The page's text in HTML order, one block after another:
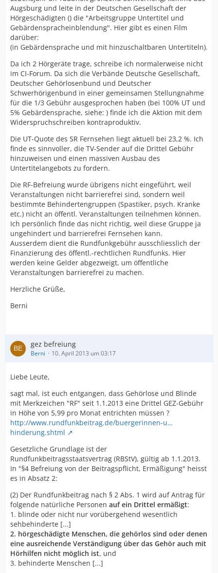
Augsburg und leite in der Deutschen Gesellschaft der
Hörgeschädigten () die "Arbeitsgruppe Untertitel und
Gebärdenspracheinblendung". Hier gibt es einen Film
darüber:
(in Gebärdensprache und mit hinzuschaltbaren Untertiteln).
Da ich 2 Hörgeräte trage, schreibe ich normalerweise nicht
im CI-Forum. Da sich die Verbände Deutsche Gesellschaft,
Deutscher Gehörlosenbund und Deutscher
Schwerhörigenbund in einer gemeinsamen Stellungnahme
für die 1/3 Gebühr ausgesprochen haben (bei 100% UT und
5% Gebärdensprache, siehe: ) finde ich die Aktion mit dem
Widerspruchschreiben kontraproduktiv.
Die UT-Quote des SR Fernsehen liegt aktuell bei 23,2 %. Ich
finde es sinnvoller, die TV-Sender auf die Drittel Gebühr
hinzuweisen und einen massiven Ausbau des
Untertitelangebots zu fordern.
Die RF-Befreiung wurde übrigens nicht eingeführt, weil
Veranstaltungen nicht barrierefrei sind, sondern weil
bestimmte Behindertengruppen (Spastiker, psych. Kranke
etc.) nicht an öffentl. Veranstaltungen teilnehmen können.
Ich persönlich finde das nicht richtig, weil diese Gruppe ja
ungehindert und barrierefrei Fernsehen kann.
Ausserdem dient die Rundfunkgebühr ausschliesslich der
Finanzierung des öffentl.-rechtlichen Rundfunks. Hier
werden keine Gelder abgezweigt, um öffentliche
Veranstaltungen barrierefrei zu machen.
Herzliche Grüße,
Berni
gez befreiung
Berni 10. April 2013 um 03:17
Liebe Leute,
sagt mal, ist euch entgangen, dass Gehörlose und Blinde
mit Merkzeichen "RF" seit 1.1.2013 eine Drittel GEZ-Gebühr
in Höhe von 5,99 pro Monat entrichten müssen ?
http://www.rundfunkbeitrag.de/buergerinnen-u…
hinderung.shtml
Gesetzliche Grundlage ist der
Rundfunkbeitragsstaatsvertrag (RBStV), gültig ab 1.1.2013.
In "§4 Befreiung von der Beitragspflicht, Ermäßigung" heisst
es in Absatz 2:
(2) Der Rundfunkbeitrag nach § 2 Abs. 1 wird auf Antrag für
folgende natürliche Personen auf ein Drittel ermäßigt:
1. blinde oder nicht nur vorübergehend wesentlich
sehbehinderte [...]
2. hörgeschädigte Menschen, die gehörlos sind oder denen
eine ausreichende Verständigung über das Gehör auch mit
Hörhilfen nicht möglich ist, und
3. behinderte Menschen [...]